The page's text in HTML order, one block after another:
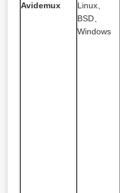
Avidemux
Linux、
BSD、
Windows